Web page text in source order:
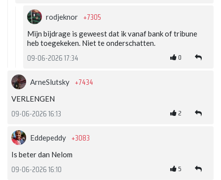
rodjeknor +7305
Mijn bijdrage is geweest dat ik vanaf bank of tribune
heb toegekeken. Niet te onderschatten.
09-06-2026 17:34 0
ArneSlutsky +7434
VERLENGEN
09-06-2026 16:13 2
Eddepeddy +3083
Is beter dan Nelom
09-06-2026 16:10 5